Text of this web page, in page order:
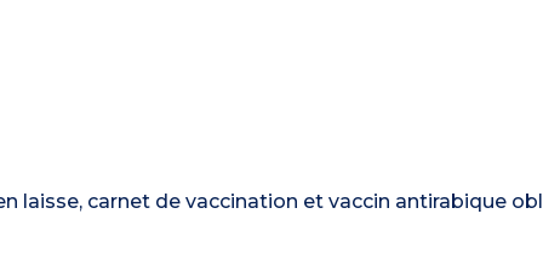
laisse, carnet de vaccination et vaccin antirabique